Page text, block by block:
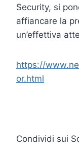
Security, si
affiancare la
un’effettiva
https://
or.html
Condividi sui